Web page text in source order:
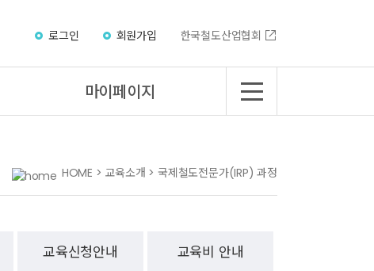
로그인 회원가입 한국철도산업협회
마이페이지
HOME > 교육소개 > 국제철도전문가(IRP) 과정
교육신청안내 교육비 안내